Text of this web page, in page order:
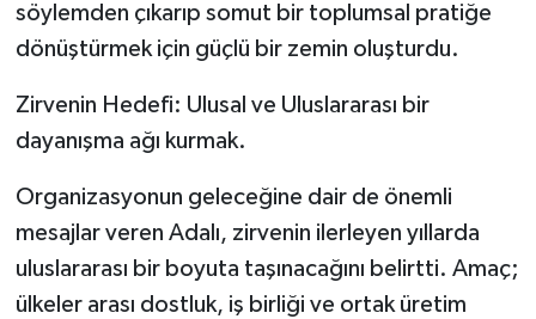
söylemden çıkarıp somut bir toplumsal pratiğe
dönüştürmek için güçlü bir zemin oluşturdu.
Zirvenin Hedefi: Ulusal ve Uluslararası bir
dayanışma ağı kurmak.
Organizasyonun geleceğine dair de önemli
mesajlar veren Adalı, zirvenin ilerleyen yıllarda
uluslararası bir boyuta taşınacağını belirtti. Amaç;
ülkeler arası dostluk, iş birliği ve ortak üretim